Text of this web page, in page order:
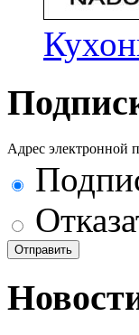
Адрес электронной